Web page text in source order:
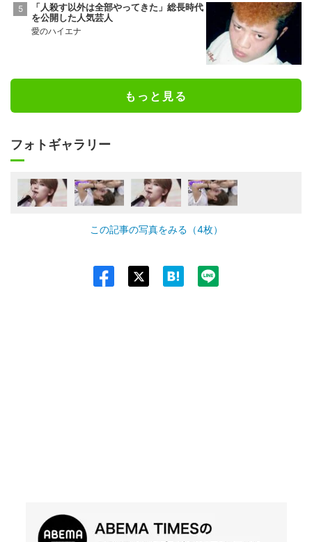
「人殺す以外は全部やってきた」総長時代
を公開した人気芸人
愛のハイエナ
もっと見る
フォトギャラリー
この記事の写真をみる（4枚）